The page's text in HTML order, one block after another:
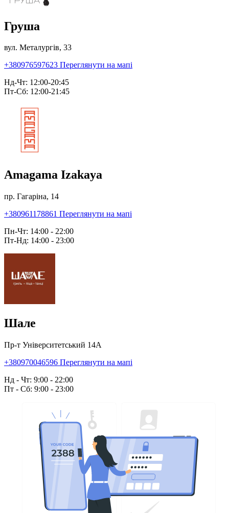
Груша
вул. Металургів, 33
+380976597623 Переглянути на мапі
Нд-Чт: 12:00-20:45
Пт-Сб: 12:00-21:45
Amagama Izakaya
пр. Гагаріна, 14
+380961178861 Переглянути на мапі
Пн-Чт: 14:00 - 22:00
Пт-Нд: 14:00 - 23:00
Шале
Пр-т Університетський 14А
+380970046596 Переглянути на мапі
Нд - Чт: 9:00 - 22:00
Пт - Сб: 9:00 - 23:00